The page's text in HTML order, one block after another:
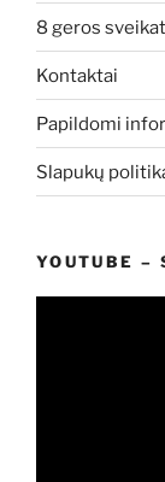
8 geros
Kontaktai
Papildomi
Slapukų
YOUTUBE –